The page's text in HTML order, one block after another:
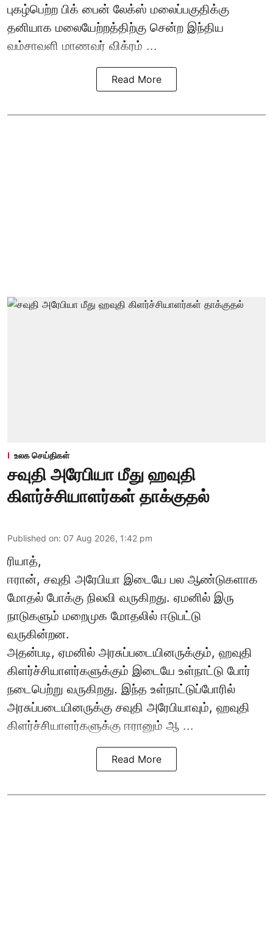
புகழ்பெற்ற பிக் பைன் லேக்ஸ் மலைப்பகுதிக்கு
தனியாக மலையேற்றத்திற்கு சென்ற இந்திய
வம்சாவளி மாணவர் விக்ரம் ...
Read More
உலக செய்திகள்
சவுதி அரேபியா மீது ஹவுதி
கிளர்ச்சியாளர்கள் தாக்குதல்
Published on: 07 Aug 2026, 1:42 pm
ரியாத்,
ஈரான், சவுதி அரேபியா இடையே பல ஆண்டுகளாக
மோதல் போக்கு நிலவி வருகிறது. ஏமனில் இரு
நாடுகளும் மறைமுக மோதலில் ஈடுபட்டு
வருகின்றன.
அதன்படி, ஏமனில் அரசுப்படையினருக்கும், ஹவுதி
கிளர்ச்சியாளர்களுக்கும் இடையே உள்நாட்டு போர்
நடைபெற்று வருகிறது. இந்த உள்நாட்டுப்போரில்
அரசுப்படையினருக்கு சவுதி அரேபியாவும், ஹவுதி
கிளர்ச்சியாளர்களுக்கு ஈரானும் ஆ ...
Read More